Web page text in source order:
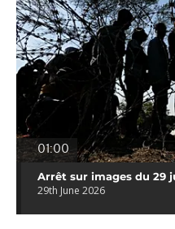
01:00
Arrêt sur images du 29
29th June 2026